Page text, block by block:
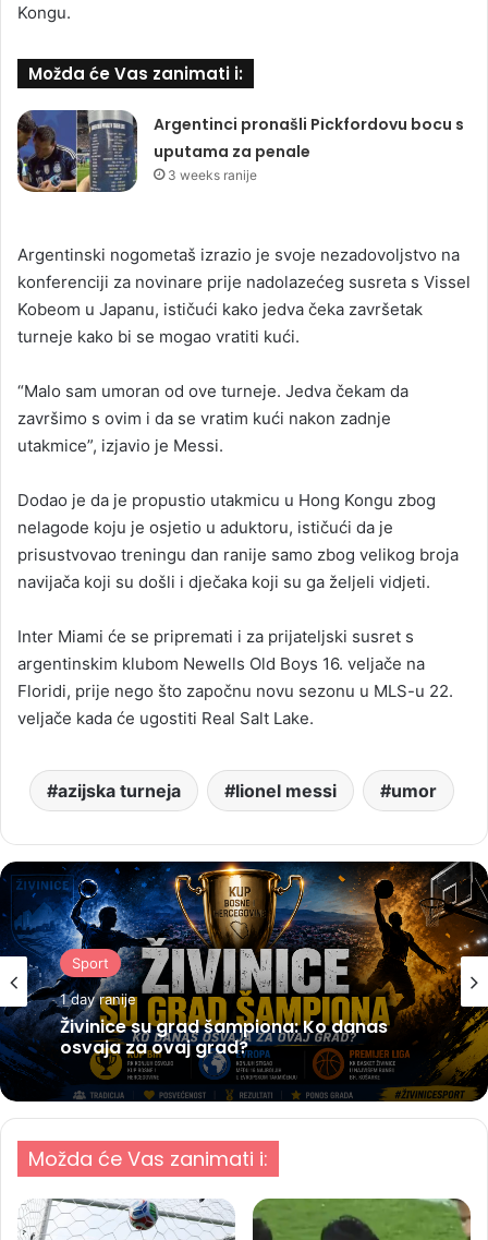
Kongu.
Možda će Vas zanimati i:
Argentinci pronašli Pickfordovu bocu s
uputama za penale
3 weeks ranije
Argentinski nogometaš izrazio je svoje nezadovoljstvo na
konferenciji za novinare prije nadolazećeg susreta s Vissel
Kobeom u Japanu, ističući kako jedva čeka završetak
turneje kako bi se mogao vratiti kući.
“Malo sam umoran od ove turneje. Jedva čekam da
završimo s ovim i da se vratim kući nakon zadnje
utakmice”, izjavio je Messi.
Dodao je da je propustio utakmicu u Hong Kongu zbog
nelagode koju je osjetio u aduktoru, ističući da je
prisustvovao treningu dan ranije samo zbog velikog broja
navijača koji su došli i dječaka koji su ga željeli vidjeti.
Inter Miami će se pripremati i za prijateljski susret s
argentinskim klubom Newells Old Boys 16. veljače na
Floridi, prije nego što započnu novu sezonu u MLS-u 22.
veljače kada će ugostiti Real Salt Lake.
azijska turneja lionel messi umor
Sport
1 day ranije
Živinice su grad šampiona: Ko danas
osvaja za ovaj grad?
Možda će Vas zanimati i: